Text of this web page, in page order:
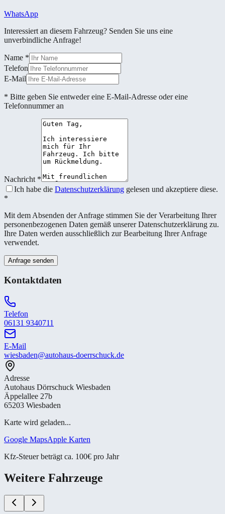
WhatsApp
Interessiert an diesem Fahrzeug? Senden Sie uns eine
unverbindliche Anfrage!
Name *
Telefon
E-Mail
* Bitte geben Sie entweder eine E-Mail-Adresse oder eine
Telefonnummer an
Nachricht *
Ich habe die Datenschutzerklärung gelesen und akzeptiere diese.
*
Mit dem Absenden der Anfrage stimmen Sie der Verarbeitung Ihrer
personenbezogenen Daten gemäß unserer Datenschutzerklärung zu.
Ihre Daten werden ausschließlich zur Bearbeitung Ihrer Anfrage
verwendet.
Anfrage senden
Kontaktdaten
Telefon
06131 9340711
E-Mail
wiesbaden@autohaus-doerrschuck.de
Adresse
Autohaus Dörrschuck Wiesbaden
Äppelallee 27b
65203 Wiesbaden
Karte wird geladen...
Google MapsApple Karten
Kfz-Steuer beträgt ca. 100€ pro Jahr
Weitere Fahrzeuge